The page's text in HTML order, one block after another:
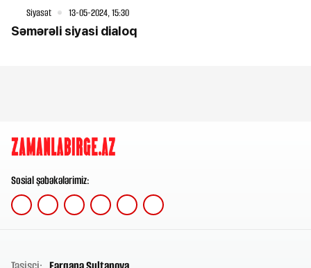
Siyasət 13-05-2024, 15:30
Səmərəli siyasi dialoq
Sosial şəbəkələrimiz: